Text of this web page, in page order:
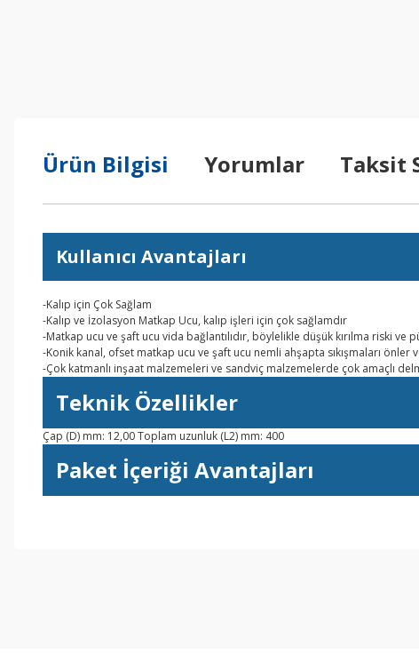
Ürün Bilgisi Yorumlar Taksit
Kullanıcı Avantajları
-Kalıp için Çok Sağlam
-Kalıp ve İzolasyon Matkap Ucu, kalıp işleri için çok sağlamdır
-Matkap ucu ve şaft ucu vida bağlantılıdır, böylelikle düşük kırılma riski ve
-Konik kanal, ofset matkap ucu ve şaft ucu nemli ahşapta sıkışmaları önler
-Çok katmanlı inşaat malzemeleri ve sandviç malzemelerde çok amaçlı
Teknik Özellikler
Çap (D) mm: 12,00 Toplam uzunluk (L2) mm: 400
Paket İçeriği Avantajları